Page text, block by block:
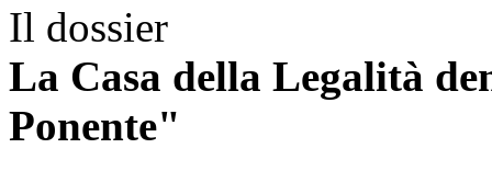
Il dossier
La Casa della Legalità
Ponente"